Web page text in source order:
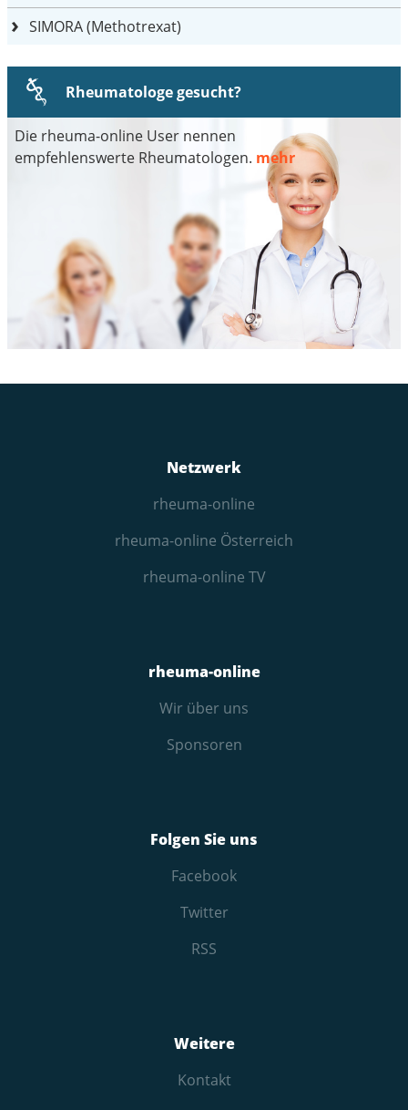
SIMORA (Methotrexat)
Rheumatologe gesucht?
Die rheuma-online User nennen
empfehlenswerte Rheumatologen. mehr
Netzwerk
rheuma-online
rheuma-online Österreich
rheuma-online TV
rheuma-online
Wir über uns
Sponsoren
Folgen Sie uns
Facebook
Twitter
RSS
Weitere
Kontakt